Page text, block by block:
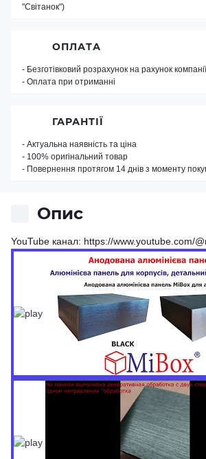
Опис
YouTube канал: https://www.youtube.com/
"Світанок")
ОПЛАТА
- Безготівковий розрахунок на рахунок
- Оплата при отриманні
ГАРАНТІЇ
- Актуальна наявність та ціна
- 100% оригінальний товар
- Повернення протягом 14 днів з моменту